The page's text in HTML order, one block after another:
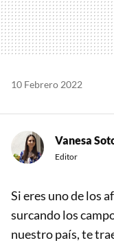
10 Febrero 2022
Vanesa
Editor
Si eres uno de los
surcando los
nuestro país, te